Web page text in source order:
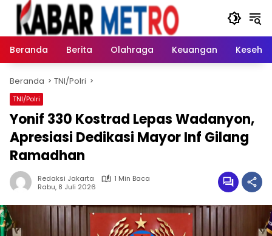
Langsung
konten
Beranda
Berita Olahraga Keuangan
Beranda TNI/Polri
TNI/Polri
Yonif 330 Kostrad Lepas Wadanyon,
Apresiasi Dedikasi Mayor Inf Gilang
Ramadhan
Redaksi Jakarta
1 Min Baca
Rabu, 8 Juli 2026